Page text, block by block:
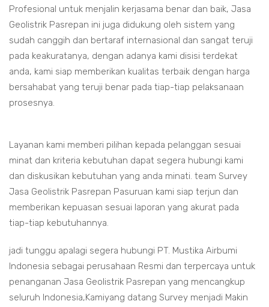
Profesional untuk menjalin kerjasama benar dan baik, Jasa
Geolistrik Pasrepan ini juga didukung oleh sistem yang
sudah canggih dan bertaraf internasional dan sangat teruji
pada keakuratanya, dengan adanya kami disisi terdekat
anda, kami siap memberikan kualitas terbaik dengan harga
bersahabat yang teruji benar pada tiap-tiap pelaksanaan
prosesnya.
Layanan kami memberi pilihan kepada pelanggan sesuai
minat dan kriteria kebutuhan dapat segera hubungi kami
dan diskusikan kebutuhan yang anda minati. team Survey
Jasa Geolistrik Pasrepan Pasuruan kami siap terjun dan
memberikan kepuasan sesuai laporan yang akurat pada
tiap-tiap kebutuhannya.
jadi tunggu apalagi segera hubungi PT. Mustika Airbumi
Indonesia sebagai perusahaan Resmi dan terpercaya untuk
penanganan Jasa Geolistrik Pasrepan yang mencangkup
seluruh Indonesia,Kamiyang datang Survey menjadi Makin